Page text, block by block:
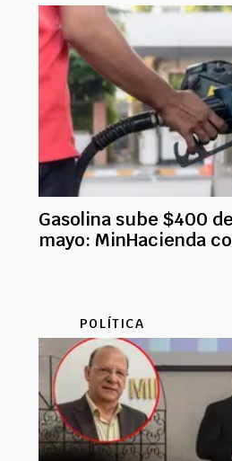
Gasolina sube $400
mayo: MinHacienda
POLÍTICA